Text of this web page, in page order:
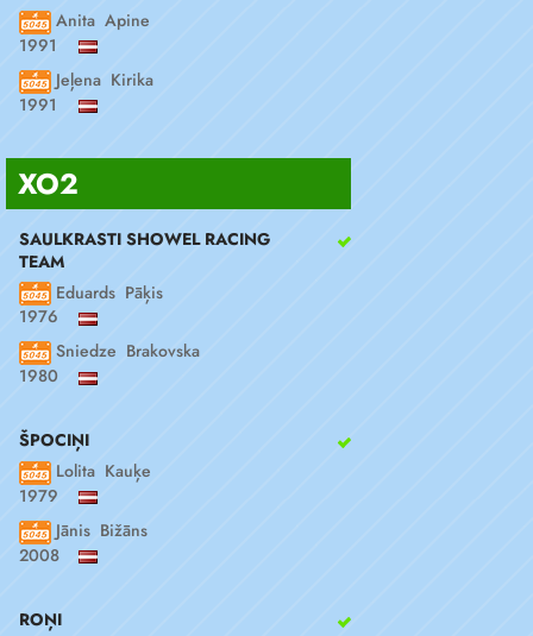
Anita Apine
1991
Jeļena Kirika
1991
XO2
SAULKRASTI SHOWEL RACING
TEAM
Eduards Pāķis
1976
Sniedze Brakovska
1980
ŠPOCIŅI
Lolita Kauķe
1979
Jānis Bižāns
2008
ROŅI